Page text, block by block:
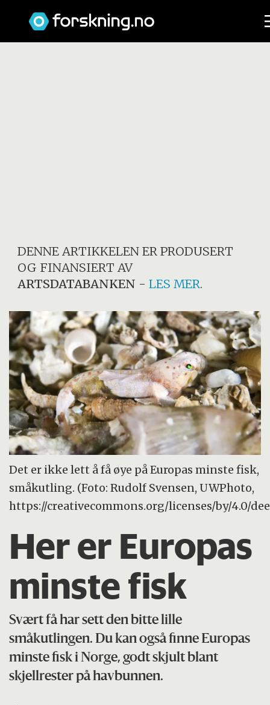
DENNE ARTIKKELEN ER PRODUSERT
OG FINANSIERT AV
ARTSDATABANKEN -LES MER.
Det er ikke lett å få øye på Europas minste fisk,
småkutling. (Foto: Rudolf Svensen, UWPhoto,
https://creativecommons.org/licenses/by/4.0/
Her er Europas
minste fisk
Svært få har sett den bitte lille
småkutlingen. Du kan også finne Europas
minste fisk i Norge, godt skjult blant
skjellrester på havbunnen.